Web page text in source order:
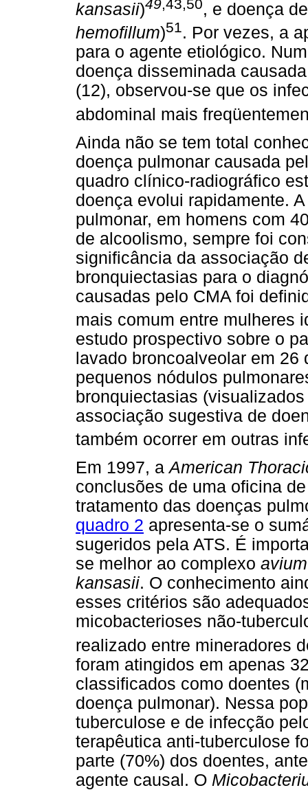
kansasii)49,43,50, e doença
hemofillum)51. Por vezes, a
para o agente etiológico.
doença disseminada
(12), observou-se que os
abdominal mais
Ainda não se tem total
doença pulmonar causada
quadro clínico-radiográfico
doença evolui rapidamente.
pulmonar, em homens com
de alcoolismo, sempre foi
significância da associação
bronquiectasias para o
causadas pelo CMA foi
mais comum entre mulheres
estudo prospectivo sobre o
lavado broncoalveolar em 26
pequenos nódulos
bronquiectasias
associação sugestiva de
também ocorrer em outras
Em 1997, aAmerican
conclusões de uma oficina
tratamento das doenças
quadro 2 apresenta-se o
sugeridos pela ATS. É
se melhor ao complexo avium
kansasii. O conhecimento
esses critérios são
micobacterioses não-
realizado entre mineradores
foram atingidos em apenas
classificados como doentes
doença pulmonar). Nessa
tuberculose e de infecção
terapêutica anti-tuberculose
parte (70%) dos doentes,
agente causal. O